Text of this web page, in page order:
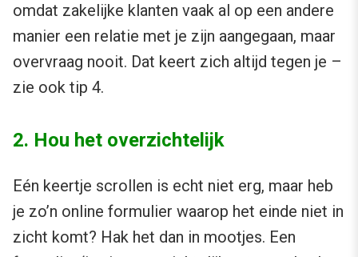
omdat zakelijke klanten vaak al op een andere
manier een relatie met je zijn aangegaan, maar
overvraag nooit. Dat keert zich altijd tegen je –
zie ook tip 4.
2. Hou het overzichtelijk
Eén keertje scrollen is echt niet erg, maar heb
je zo’n online formulier waarop het einde niet in
zicht komt? Hak het dan in mootjes. Een